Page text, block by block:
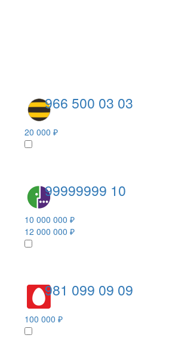
966 500 03 03
20 000 ₽
99999999 10
10 000 000 ₽
12 000 000 ₽
981 099 09 09
100 000 ₽